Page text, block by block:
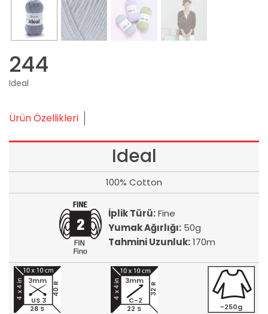
244
Ideal
Ürün Özellikleri
Ideal
100% Cotton
İplik Türü:Fine
Yumak Ağırlığı:50g
Tahmini Uzunluk:170m
28 S
40 R
3mm
US 3
22 S
32 R
3mm
C-2
~250g